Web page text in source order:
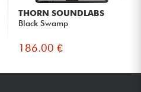
THORN SOUNDLABS
Black Swamp
186.00 €